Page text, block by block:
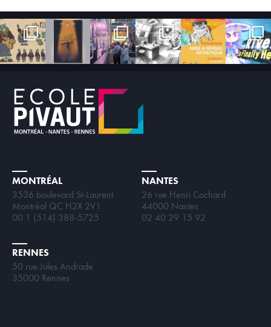
MONTRÉAL
3536 boulevard St-Laurent
Montréal QC H2X 2V1
00 1 (514) 388-5725
NANTES
26 rue Henri Cochard
44000 Nantes
02 40 29 15 92
RENNES
50 rue Jules Andrade
35000 Rennes